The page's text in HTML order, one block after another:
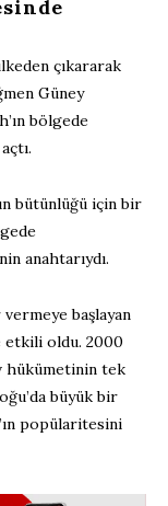
çıkararak
Güney
bölgede
bütünlüğü için bir
anahtarıydı.
başlayan
etkili oldu. 2000
hükümetinin tek
büyük bir
popülaritesini